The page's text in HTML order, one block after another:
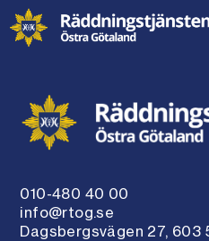
010-480 40 00
info@rtog.se
Dagsbergsvägen 27, 603